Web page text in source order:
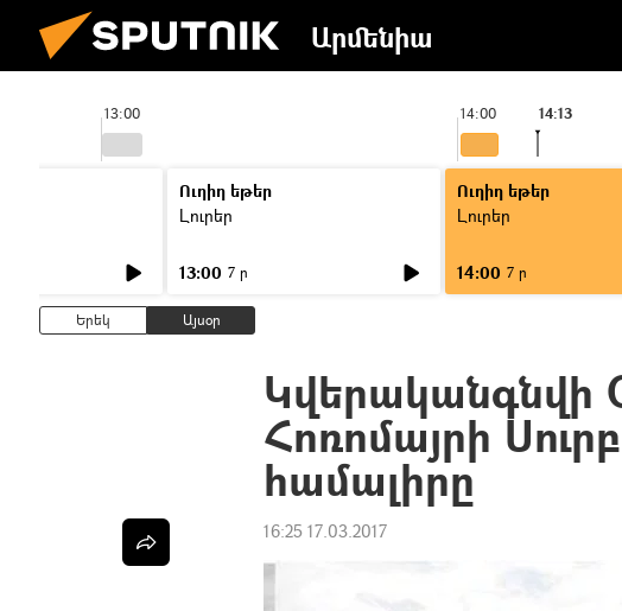
Արմենիա
13:00 14:00 14:13
Ուղիղ եթեր
Լուրեր
13:00 7 ր
Ուղիղ եթեր
Լուրեր
14:00 7 ր
Երեկ Այսօր
Կվերականգնվի
Հոռոմայրի
համալիրը
16:25 17.03.2017